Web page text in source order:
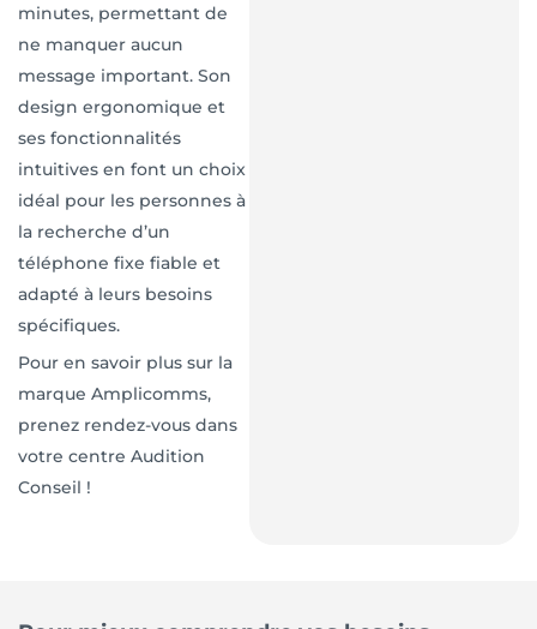
minutes, permettant de
ne manquer aucun
message important. Son
design ergonomique et
ses fonctionnalités
intuitives en font un choix
idéal pour les personnes à
la recherche d’un
téléphone fixe fiable et
adapté à leurs besoins
spécifiques.
Pour en savoir plus sur la
marque Amplicomms,
prenez rendez-vous dans
votre centre Audition
Conseil !